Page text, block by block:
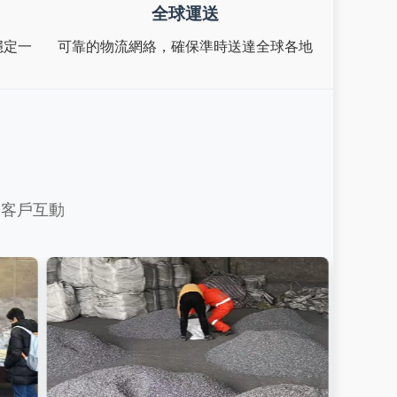
一
全球運送
可靠的物流網絡，確保準時送達全球各地
戶互動